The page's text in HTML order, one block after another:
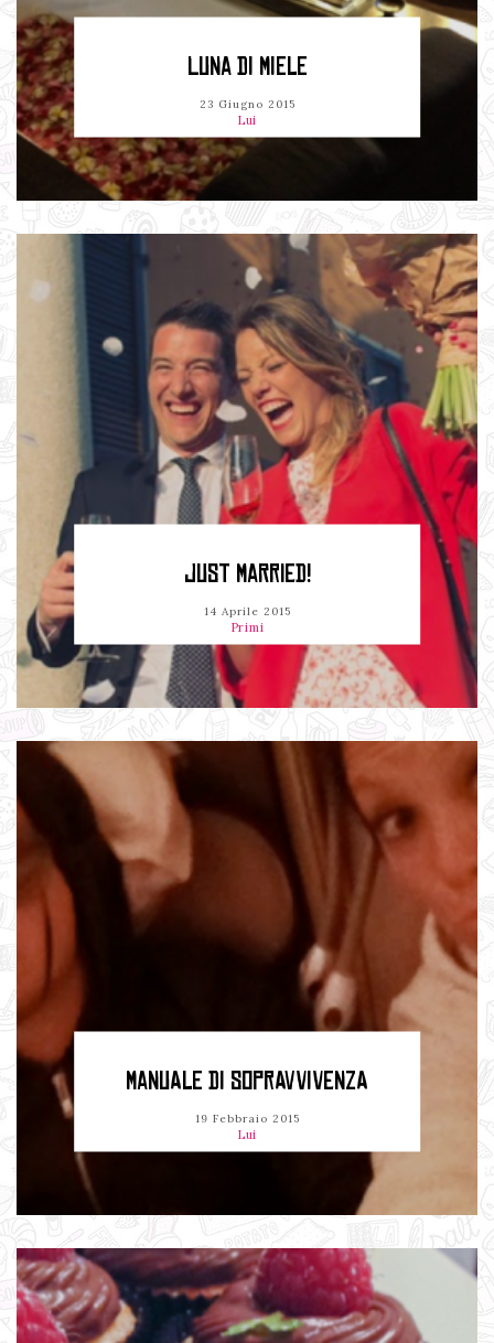
LUNA DI MIELE
23 Giugno 2015
Lui
JUST MARRIED!
14 Aprile 2015
Primi
MANUALE DI SOPRAVVIVENZA
19 Febbraio 2015
Lui